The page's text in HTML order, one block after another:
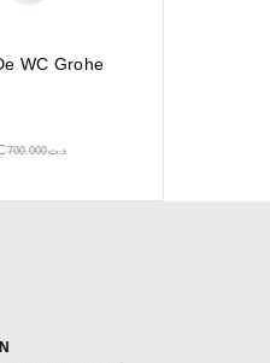
WC Grohe
د.ت700.000